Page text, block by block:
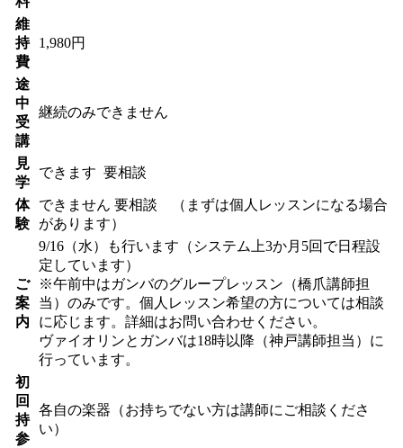
維
持
費
1,980円
途
中
受
講
継続のみできません
見
学
できます 要相談
体
験
できません 要相談 （まずは個人レッスンになる場合
があります）
ご
案
内
9/16（水）も行います（システム上3か月5回で日程設
定しています）
※午前中はガンバのグループレッスン（橋爪講師担
当）のみです。個人レッスン希望の方については相談
に応じます。詳細はお問い合わせください。
ヴァイオリンとガンバは18時以降（神戸講師担当）に
行っています。
初
回
持
参
各自の楽器（お持ちでない方は講師にご相談くださ
い）